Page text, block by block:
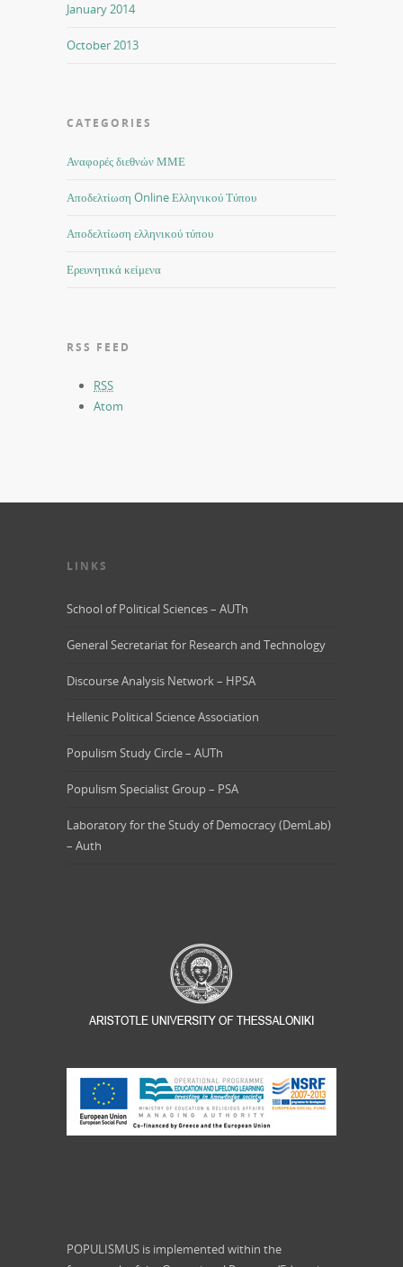
January 2014
October 2013
CATEGORIES
Αναφορές διεθνών ΜΜΕ
Αποδελτίωση Online Ελληνικού Τύπου
Αποδελτίωση ελληνικού τύπου
Ερευνητικά κείμενα
RSS FEED
RSS
Atom
LINKS
School of Political Sciences – AUTh
General Secretariat for Research and Technology
Discourse Analysis Network – HPSA
Hellenic Political Science Association
Populism Study Circle – AUTh
Populism Specialist Group – PSA
Laboratory for the Study of Democracy (DemLab)
– Auth
POPULISMUS is implemented within the